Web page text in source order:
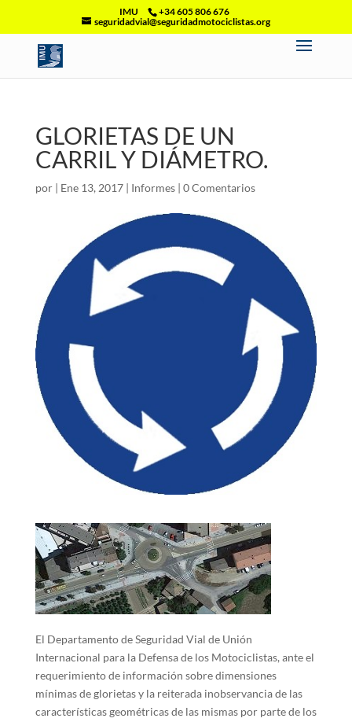
IMU
+34 605 806 676
seguridadvial@seguridadmotociclistas.org
GLORIETAS DE UN
CARRIL Y DIÁMETRO.
por | Ene 13, 2017| Informes| 0 Comentarios
El Departamento de Seguridad Vial de Unión
Internacional para la Defensa de los Motociclistas, ante el
requerimiento de información sobre dimensiones
mínimas de glorietas y la reiterada inobservancia de las
características geométricas de las mismas por parte de los